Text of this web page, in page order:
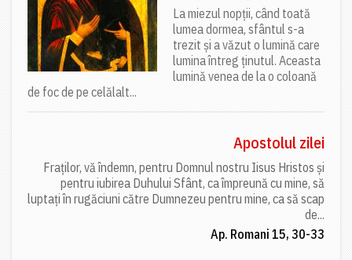
La miezul nopții, când toată
lumea dormea, sfântul s-a
trezit și a văzut o lumină care
lumina întreg ținutul. Aceasta
lumină venea de la o coloană
de foc de pe celălalt...
Apostolul zilei
Fraților, vă îndemn, pentru Domnul nostru Iisus Hristos și
pentru iubirea Duhului Sfânt, ca împreună cu mine, să
luptați în rugăciuni către Dumnezeu pentru mine, ca să scap
de...
Ap. Romani 15, 30-33